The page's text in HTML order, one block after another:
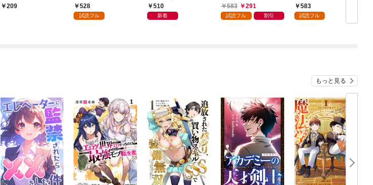
209
528
試読フル
日発売）
510
新着
583
291
試読フル 割引
583
試読フル
もっと見る